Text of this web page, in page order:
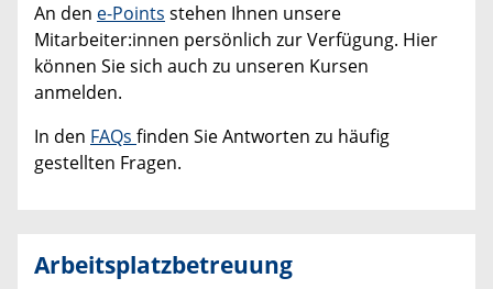
An den e-Points stehen Ihnen unsere
Mitarbeiter:innen persönlich zur Verfügung. Hier
können Sie sich auch zu unseren Kursen
anmelden.
In den FAQs finden Sie Antworten zu häufig
gestellten Fragen.
Arbeitsplatzbetreuung